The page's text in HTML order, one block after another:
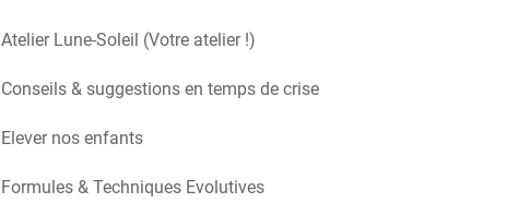
Atelier Lune-Soleil (Votre atelier !)
Conseils & suggestions en temps de crise
Elever nos enfants
Formules & Techniques Evolutives